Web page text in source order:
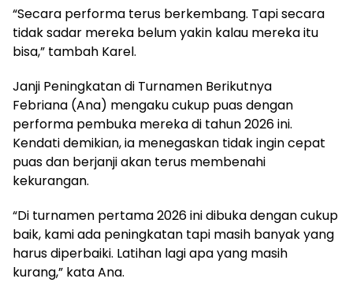
“Secara performa terus berkembang. Tapi secara
tidak sadar mereka belum yakin kalau mereka itu
bisa,” tambah Karel.
Janji Peningkatan di Turnamen Berikutnya
Febriana (Ana) mengaku cukup puas dengan
performa pembuka mereka di tahun 2026 ini.
Kendati demikian, ia menegaskan tidak ingin cepat
puas dan berjanji akan terus membenahi
kekurangan.
“Di turnamen pertama 2026 ini dibuka dengan cukup
baik, kami ada peningkatan tapi masih banyak yang
harus diperbaiki. Latihan lagi apa yang masih
kurang,” kata Ana.